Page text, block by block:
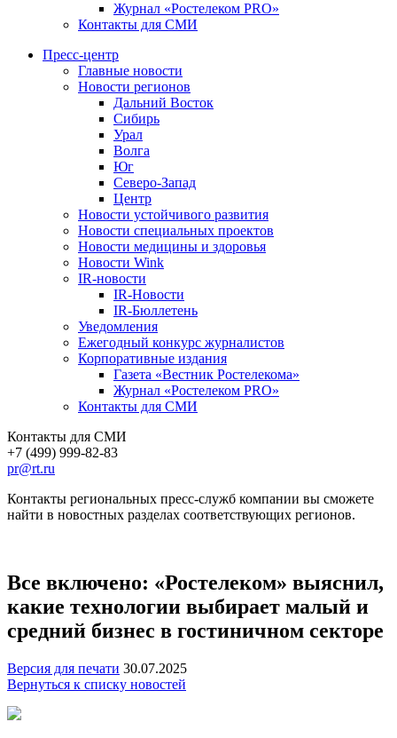
Журнал «Ростелеком PRO»
Контакты для СМИ
Пресс-центр
Главные новости
Новости регионов
Дальний Восток
Сибирь
Урал
Волга
Юг
Северо-Запад
Центр
Новости устойчивого развития
Новости специальных проектов
Новости медицины и здоровья
Новости Wink
IR-новости
IR-Новости
IR-Бюллетень
Уведомления
Ежегодный конкурс журналистов
Корпоративные издания
Газета «Вестник Ростелекома»
Журнал «Ростелеком PRO»
Контакты для СМИ
Контакты для СМИ
+7 (499) 999-82-83
pr@rt.ru
Контакты региональных пресс-служб компании вы сможете
найти в новостных разделах соответствующих регионов.
Все включено: «Ростелеком» выяснил,
какие технологии выбирает малый и
средний бизнес в гостиничном секторе
Версия для печати 30.07.2025
Вернуться к списку новостей